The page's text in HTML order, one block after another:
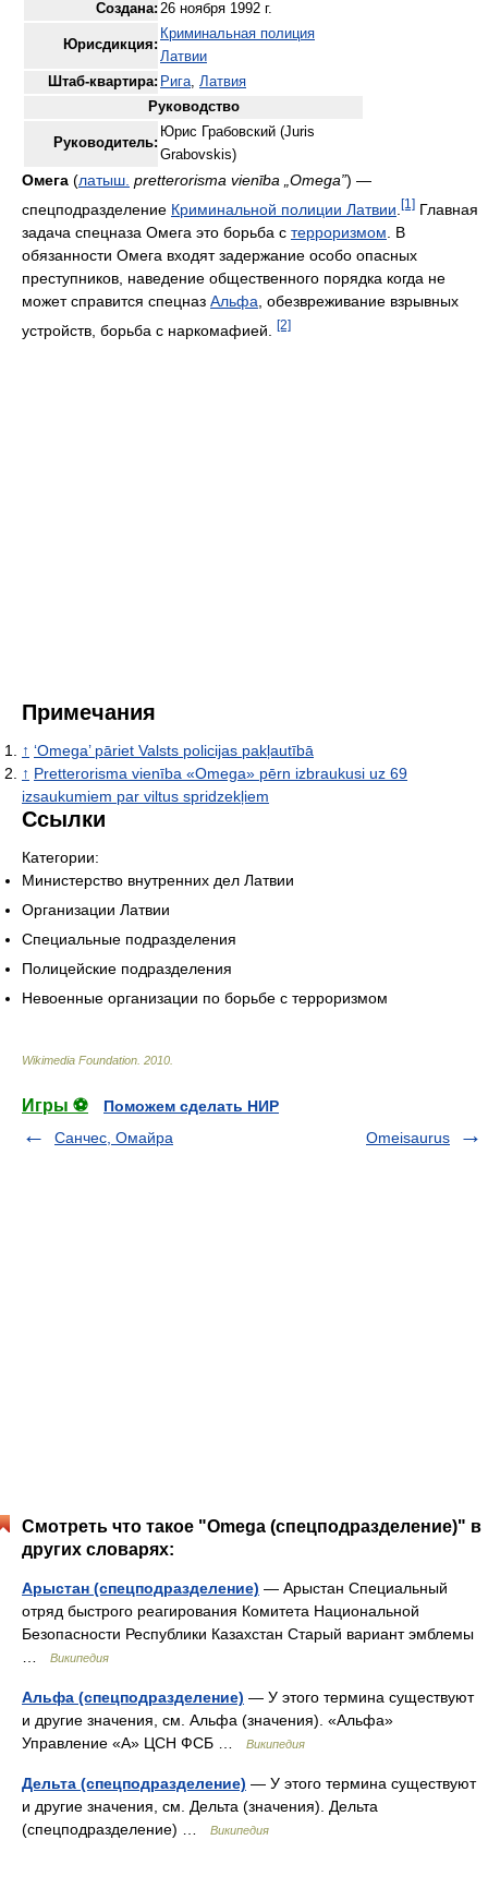
Создана: 26 ноября 1992 г.
Юрисдикция:
Криминальная полиция
Латвии
Штаб-квартира: Рига, Латвия
Руководство
Руководитель:
Юрис Грабовский (Juris
Grabovskis)
Омега (латыш. pretterorisma vienība „Omega”) —
спецподразделение Криминальной полиции Латвии [1] Главная
задача спецназа Омега это борьба с терроризмом . В
обязанности Омега входят задержание особо опасных
преступников, наведение общественного порядка когда не
может справится спецназ Альфа , обезвреживание взрывных
устройств, борьба с наркомафией.
[2]
Примечания
↑ ‘Omega’ pāriet Valsts policijas pakļautībā
↑ Pretterorisma vienība «Omega» pērn izbraukusi uz 69
izsaukumiem par viltus spridzekļiem
Ссылки
Категории:
Министерство внутренних дел Латвии
Организации Латвии
Специальные подразделения
Полицейские подразделения
Невоенные организации по борьбе с терроризмом
Wikimedia Foundation 2010
Игры ⚽
Поможем сделать НИР
Санчес, Омайра
Omeisaurus
Смотреть что такое "Omega (спецподразделение)" в
других словарях:
Арыстан (спецподразделение) — Арыстан Специальный
отряд быстрого реагирования Комитета Национальной
Безопасности Республики Казахстан Старый вариант эмблемы
…
Википедия
Альфа (спецподразделение) — У этого термина существуют
и другие значения, см. Альфа (значения). «Альфа»
Управление «А» ЦСН ФСБ …
Википедия
Дельта (спецподразделение) — У этого термина существуют
и другие значения, см. Дельта (значения). Дельта
(спецподразделение) …
Википедия